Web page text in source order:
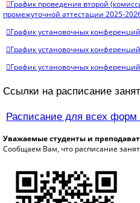
График проведения второй
промежуточной аттестации 2025-
График установочных
График установочных
График установочных
Ссылки на расписание
Расписание для всех
Уважаемые студенты и
Сообщаем Вам, что расписание